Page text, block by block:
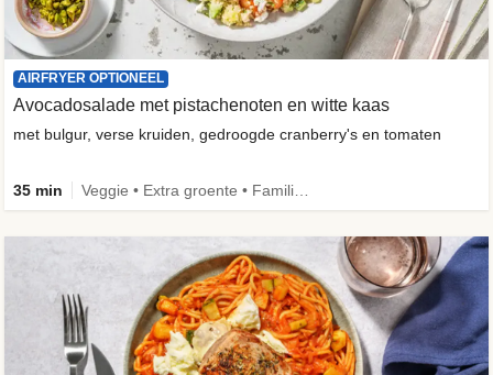
AIRFRYER OPTIONEEL
Avocadosalade met pistachenoten en witte kaas
met bulgur, verse kruiden, gedroogde cranberry's en tomaten
35 min